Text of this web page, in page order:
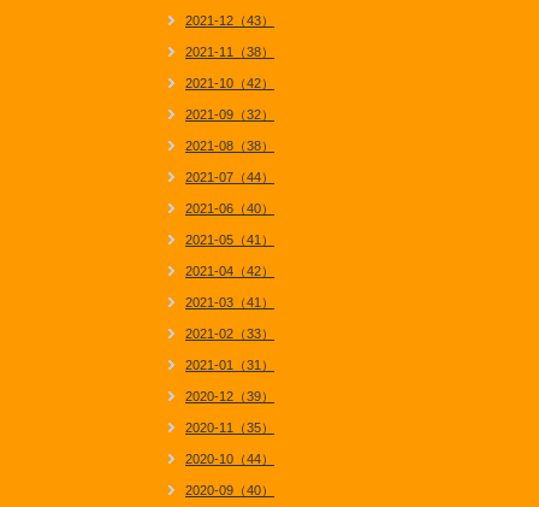
2021-12（43）
2021-11（38）
2021-10（42）
2021-09（32）
2021-08（38）
2021-07（44）
2021-06（40）
2021-05（41）
2021-04（42）
2021-03（41）
2021-02（33）
2021-01（31）
2020-12（39）
2020-11（35）
2020-10（44）
2020-09（40）